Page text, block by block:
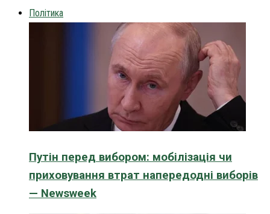
Політика
Путін перед вибором: мобілізація чи
приховування втрат напередодні виборів
— Newsweek